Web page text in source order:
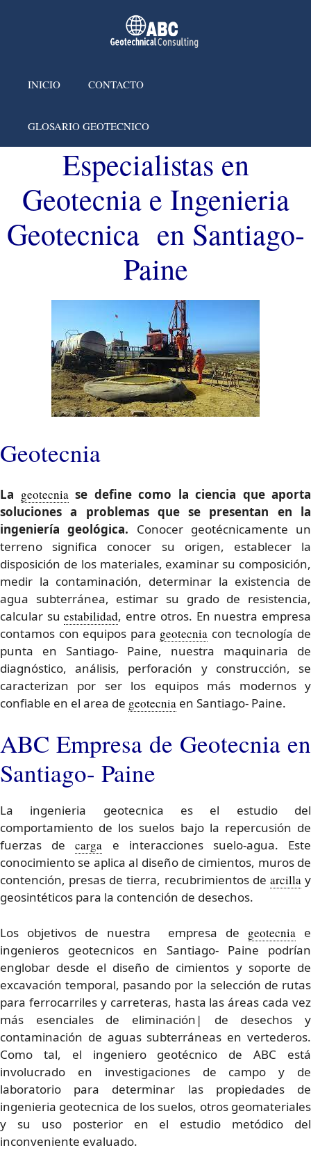
INICIO CONTACTO
GLOSARIO GEOTECNICO
Especialistas en
Geotecnia e Ingenieria
Geotecnica en Santiago-
Paine
Geotecnia
La geotecnia se define como la ciencia que aporta
soluciones a problemas que se presentan en la
ingeniería geológica. Conocer geotécnicamente un
terreno significa conocer su origen, establecer la
disposición de los materiales, examinar su composición,
medir la contaminación, determinar la existencia de
agua subterránea, estimar su grado de resistencia,
calcular suestabilidad, entre otros. En nuestra empresa
contamos con equipos para geotecnia con tecnología de
punta en Santiago- Paine, nuestra maquinaria de
diagnóstico, análisis, perforación y construcción, se
caracterizan por ser los equipos más modernos y
confiable en el area de geotecnia en Santiago- Paine.
ABC Empresa de Geotecnia en
Santiago- Paine
La ingenieria geotecnica es el estudio del
comportamiento de los suelos bajo la repercusión de
fuerzas decarga e interacciones suelo-agua. Este
conocimiento se aplica al diseño de cimientos, muros de
contención, presas de tierra, recubrimientos de arcillay
geosintéticos para la contención de desechos.
Los objetivos de nuestra empresa de geotecnia e
ingenieros geotecnicos en Santiago- Paine podrían
englobar desde el diseño de cimientos y soporte de
excavación temporal, pasando por la selección de rutas
para ferrocarriles y carreteras, hasta las áreas cada vez
más esenciales de eliminación| de desechos y
contaminación de aguas subterráneas en vertederos.
Como tal, el ingeniero geotécnico de ABC está
involucrado en investigaciones de campo y de
laboratorio para determinar las propiedades de
ingenieria geotecnica de los suelos, otros geomateriales
y su uso posterior en el estudio metódico del
inconveniente evaluado.